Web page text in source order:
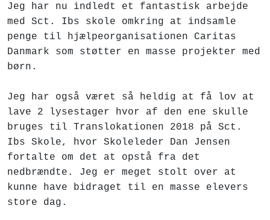
Jeg har nu indledt et fantastisk arbejde
med Sct. Ibs skole omkring at indsamle
penge til hjælpeorganisationen Caritas
Danmark som støtter en masse projekter med
børn.
Jeg har også været så heldig at få lov at
lave 2 lysestager hvor af den ene skulle
bruges til Translokationen 2018 på Sct.
Ibs Skole, hvor Skoleleder Dan Jensen
fortalte om det at opstå fra det
nedbrændte. Jeg er meget stolt over at
kunne have bidraget til en masse elevers
store dag.